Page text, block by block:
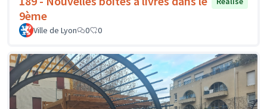
9ème
Ville de Lyon 0 0